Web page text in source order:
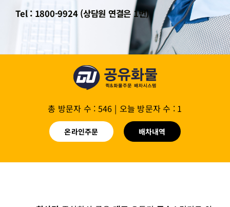
Tel : 1800-9924 (상담원 연결은 1번)
총 방문자 수 : 546 | 오늘 방문자 수 : 1
온라인주문 배차내역